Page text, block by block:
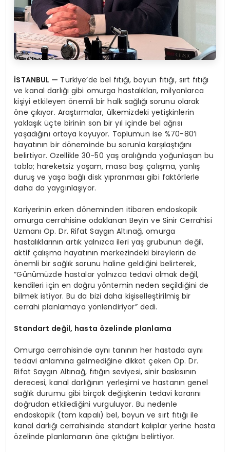
İSTANBUL — Türkiye’de bel fıtığı, boyun fıtığı, sırt fıtığı
ve kanal darlığı gibi omurga hastalıkları, milyonlarca
kişiyi etkileyen önemli bir halk sağlığı sorunu olarak
öne çıkıyor. Araştırmalar, ülkemizdeki yetişkinlerin
yaklaşık üçte birinin son bir yıl içinde bel ağrısı
yaşadığını ortaya koyuyor. Toplumun ise %70-80’i
hayatının bir döneminde bu sorunla karşılaştığını
belirtiyor. Özellikle 30-50 yaş aralığında yoğunlaşan bu
tablo; hareketsiz yaşam, masa başı çalışma, yanlış
duruş ve yaşa bağlı disk yıpranması gibi faktörlerle
daha da yaygınlaşıyor.
Kariyerinin erken döneminden itibaren endoskopik
omurga cerrahisine odaklanan Beyin ve Sinir Cerrahisi
Uzmanı Op. Dr. Rifat Saygın Altınağ, omurga
hastalıklarının artık yalnızca ileri yaş grubunun değil,
aktif çalışma hayatının merkezindeki bireylerin de
önemli bir sağlık sorunu haline geldiğini belirterek,
“Günümüzde hastalar yalnızca tedavi olmak değil,
kendileri için en doğru yöntemin neden seçildiğini de
bilmek istiyor. Bu da bizi daha kişiselleştirilmiş bir
cerrahi planlamaya yönlendiriyor” dedi.
Standart değil, hasta özelinde planlama
Omurga cerrahisinde aynı tanının her hastada aynı
tedavi anlamına gelmediğine dikkat çeken Op. Dr.
Rifat Saygın Altınağ, fıtığın seviyesi, sinir baskısının
derecesi, kanal darlığının yerleşimi ve hastanın genel
sağlık durumu gibi birçok değişkenin tedavi kararını
doğrudan etkilediğini vurguluyor. Bu nedenle
endoskopik (tam kapalı) bel, boyun ve sırt fıtığı ile
kanal darlığı cerrahisinde standart kalıplar yerine hasta
özelinde planlamanın öne çıktığını belirtiyor.